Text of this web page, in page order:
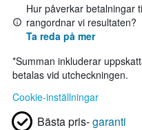
Hur påverkar betalningar
rangordnar vi resultaten?
Ta reda på mer
*Summan inkluderar
betalas vid utcheckningen.
Cookie-inställningar
Bästa pris-garanti